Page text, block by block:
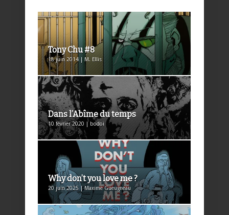
Tony Chu #8
18 juin 2014 | M. Ellis
Dans l’Abîme du temps
10 février 2020 | bodoi
Why don’t you love me ?
20 juin 2025 | Maxime Gueugneau